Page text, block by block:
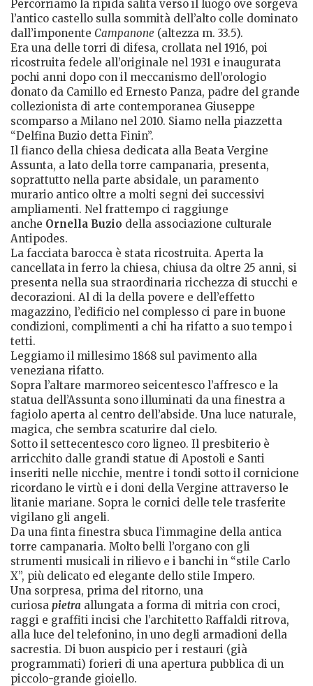
Percorriamo la ripida salita verso il luogo ove sorgeva
l’antico castello sulla sommità dell’alto colle dominato
dall’imponente Campanone (altezza m. 33.5).
Era una delle torri di difesa, crollata nel 1916, poi
ricostruita fedele all’originale nel 1931 e inaugurata
pochi anni dopo con il meccanismo dell’orologio
donato da Camillo ed Ernesto Panza, padre del grande
collezionista di arte contemporanea Giuseppe
scomparso a Milano nel 2010. Siamo nella piazzetta
“Delfina Buzio detta Finin”.
Il fianco della chiesa dedicata alla Beata Vergine
Assunta, a lato della torre campanaria, presenta,
soprattutto nella parte absidale, un paramento
murario antico oltre a molti segni dei successivi
ampliamenti. Nel frattempo ci raggiunge
anche Ornella Buzio della associazione culturale
Antipodes.
La facciata barocca è stata ricostruita. Aperta la
cancellata in ferro la chiesa, chiusa da oltre 25 anni, si
presenta nella sua straordinaria ricchezza di stucchi e
decorazioni. Al di la della povere e dell’effetto
magazzino, l’edificio nel complesso ci pare in buone
condizioni, complimenti a chi ha rifatto a suo tempo i
tetti.
Leggiamo il millesimo 1868 sul pavimento alla
veneziana rifatto.
Sopra l’altare marmoreo seicentesco l’affresco e la
statua dell’Assunta sono illuminati da una finestra a
fagiolo aperta al centro dell’abside. Una luce naturale,
magica, che sembra scaturire dal cielo.
Sotto il settecentesco coro ligneo. Il presbiterio è
arricchito dalle grandi statue di Apostoli e Santi
inseriti nelle nicchie, mentre i tondi sotto il cornicione
ricordano le virtù e i doni della Vergine attraverso le
litanie mariane. Sopra le cornici delle tele trasferite
vigilano gli angeli.
Da una finta finestra sbuca l’immagine della antica
torre campanaria. Molto belli l’organo con gli
strumenti musicali in rilievo e i banchi in “stile Carlo
X”, più delicato ed elegante dello stile Impero.
Una sorpresa, prima del ritorno, una
curiosa pietra allungata a forma di mitria con croci,
raggi e graffiti incisi che l’architetto Raffaldi ritrova,
alla luce del telefonino, in uno degli armadioni della
sacrestia. Di buon auspicio per i restauri (già
programmati) forieri di una apertura pubblica di un
piccolo-grande gioiello.